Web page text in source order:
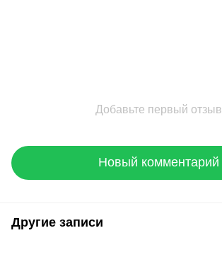
Добавьте первый отзыв
Новый комментарий
Другие записи